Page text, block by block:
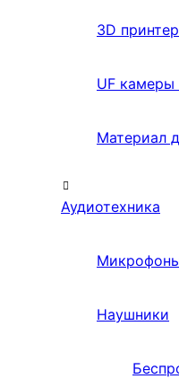
3D
UF
Материал
Аудиотехника
Наушники